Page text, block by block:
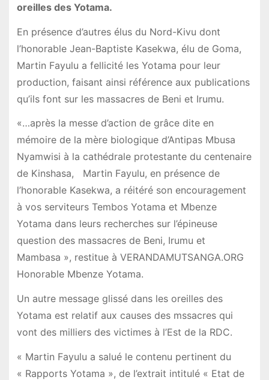
oreilles des Yotama.
En présence d’autres élus du Nord-Kivu dont
l’honorable Jean-Baptiste Kasekwa, élu de Goma,
Martin Fayulu a fellicité les Yotama pour leur
production, faisant ainsi référence aux publications
qu’ils font sur les massacres de Beni et Irumu.
«…après la messe d’action de grâce dite en
mémoire de la mère biologique d’Antipas Mbusa
Nyamwisi à la cathédrale protestante du centenaire
de Kinshasa, Martin Fayulu, en présence de
l’honorable Kasekwa, a réitéré son encouragement
à vos serviteurs Tembos Yotama et Mbenze
Yotama dans leurs recherches sur l’épineuse
question des massacres de Beni, Irumu et
Mambasa », restitue à VERANDAMUTSANGA.ORG
Honorable Mbenze Yotama.
Un autre message glissé dans les oreilles des
Yotama est relatif aux causes des mssacres qui
vont des milliers des victimes à l’Est de la RDC.
« Martin Fayulu a salué le contenu pertinent du
« Rapports Yotama », de l’extrait intitulé « Etat de